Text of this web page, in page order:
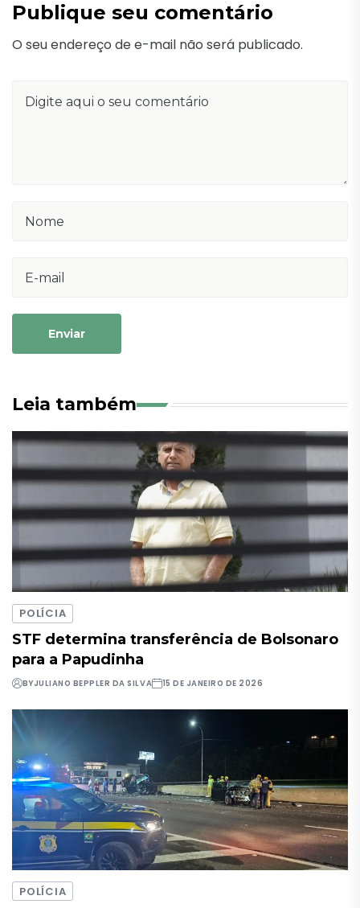
Publique seu comentário
O seu endereço de e-mail não será publicado.
Enviar
Leia também
POLÍCIA
STF determina transferência de Bolsonaro
para a Papudinha
BYJULIANO BEPPLER DA SILVA 15 DE JANEIRO DE 2026
POLÍCIA